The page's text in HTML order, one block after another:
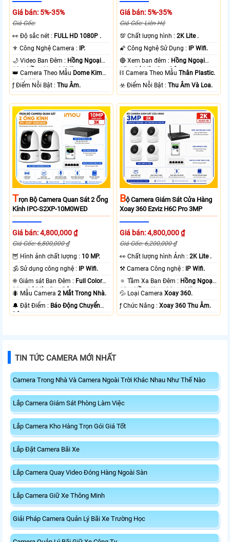
Giá bán: 5%-35%
Giá Gốc:
️👀 Độ sắc nét : FULL HD 1080P .
⚜️ Công Nghệ Camera : IP.
🌙 Video Ban Đêm : Hồng Ngoại
10m Hồng Ngoại SMD.
👑 Camera Theo Mẫu Dome Kim
loại + Nhựa.
️ƒ Điểm Nỗi Bật :Thu Âm.
Giá bán: 5%-35%
Giá Gốc: Liên Hệ
💯 Chất lượng hình :2K Lite .
🌠 Công Nghệ Sử Dụng : IP Wifi.
🔴 Xem ban đêm : Hồng Ngoại
15m Có Màu Ban Ðêm.
⛓ Camera Theo MẫuThân Plastic.
️☣️ Điểm Nỗi Bật :Thu Âm Và Loa.
TRọn Bộ Camera Quan Sát 2 Ống
Kính IPC-S2XP-10M0WED
Giá bán: 4,800,000 ₫
Giá Gốc: 6,800,000 ₫
🦉 Hình ảnh chất lượng : 10 MP.
🕉️ Sử dụng công nghệ : IP Wifi.
❈ Giám sát Ban Đêm : Full Color
20m Có Màu Ban Ðêm.
🐜 Mẫu Camera2 Mắt Trong Nhà.
️🔔 Đặt Điểm : Báo Động Chuyển
Động.
BỘ Camera Giám Sát Cửa Hàng
Xoay 360 Ezviz H6C Pro 3MP
Giá bán: 4,800,000 ₫
Giá Gốc: 6,200,000 ₫
️👀 Chất lượng hình Ảnh :2K Lite .
⚒ Camera Công nghệ : IP Wifi.
🔅 Tầm Xa Ban Đêm : Hồng Ngoại
10m Hồng Ngoại Smart IR.
💦 Loại CameraXoay 360.
️ƒ Chức Năng :Xoay 360 Thu Âm.
TIN TỨC CAMERA MỚI NHẤT
Camera Trong Nhà Và Camera Ngoài Trời Khác Nhau Như Thế Nào
Lắp Camera Giám Sát Phòng Làm Việc
Lắp Camera Kho Hàng Trọn Gói Giá Tốt
Lắp Đặt Camera Bãi Xe
Lắp Camera Quay Video Đóng Hàng Ngoài Sàn
Lắp Camera Giữ Xe Thông Minh
Giải Pháp Camera Quản Lý Bãi Xe Trường Học